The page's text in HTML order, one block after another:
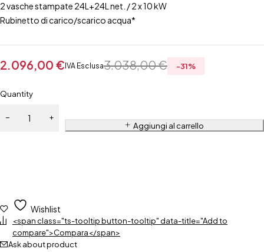
2 vasche stampate 24L+24L net. / 2 x 10 kW
Rubinetto di carico/scarico acqua*
3.038,00€
2.096,00 € IVA Esclusa -31%
Quantity
Aggiungi al carrello
Wishlist
<span class="ts-tooltip button-tooltip" data-title="Add to
compare">Compara</span>
Ask about product